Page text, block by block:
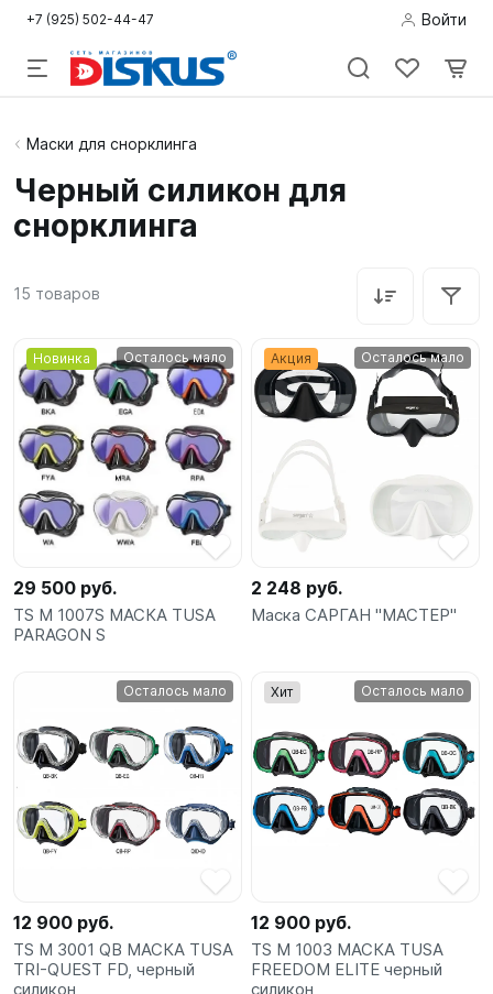
+7 (925) 502-44-47 Войти
Подводная
Дайвинг
Пляж
Фридайвинг
Детям
Бассейн
SUP-
сёрфинг
Подарочные
Карты
Акции
Маски для снорклинга
Черный силикон для
снорклинга
15 товаров
Новинка Осталось мало
29 500 руб.
TS M 1007S МАСКА TUSA
PARAGON S
Акция Осталось мало
2 248 руб.
Маска САРГАН "МАСТЕР"
Осталось мало
12 900 руб.
TS M 3001 QB МАСКА TUSA
TRI-QUEST FD, черный
силикон
Хит Осталось мало
12 900 руб.
TS M 1003 МАСКА TUSA
FREEDOM ELITE черный
силикон